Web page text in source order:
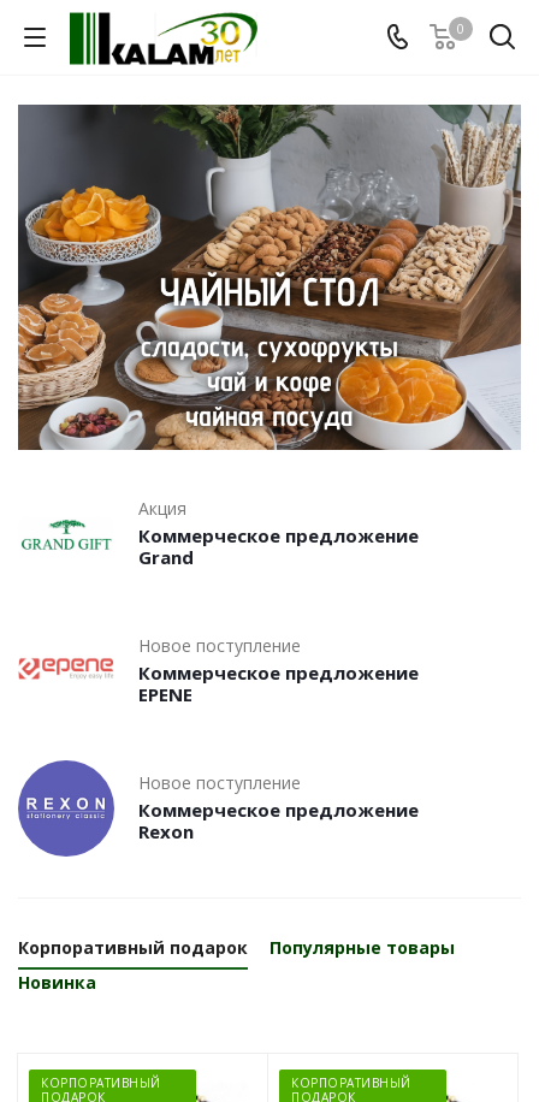
0
Акция
Коммерческое предложение
Grand
Новое поступление
Коммерческое предложение
EPENE
Новое поступление
Коммерческое предложение
Rexon
Корпоративный подарок
Популярные товары
Новинка
КОРПОРАТИВНЫЙ
ПОДАРОК
КОРПОРАТИВНЫЙ
ПОДАРОК